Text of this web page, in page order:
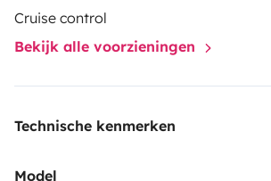
Cruise control
Bekijk alle voorzieningen
Technische kenmerken
Model